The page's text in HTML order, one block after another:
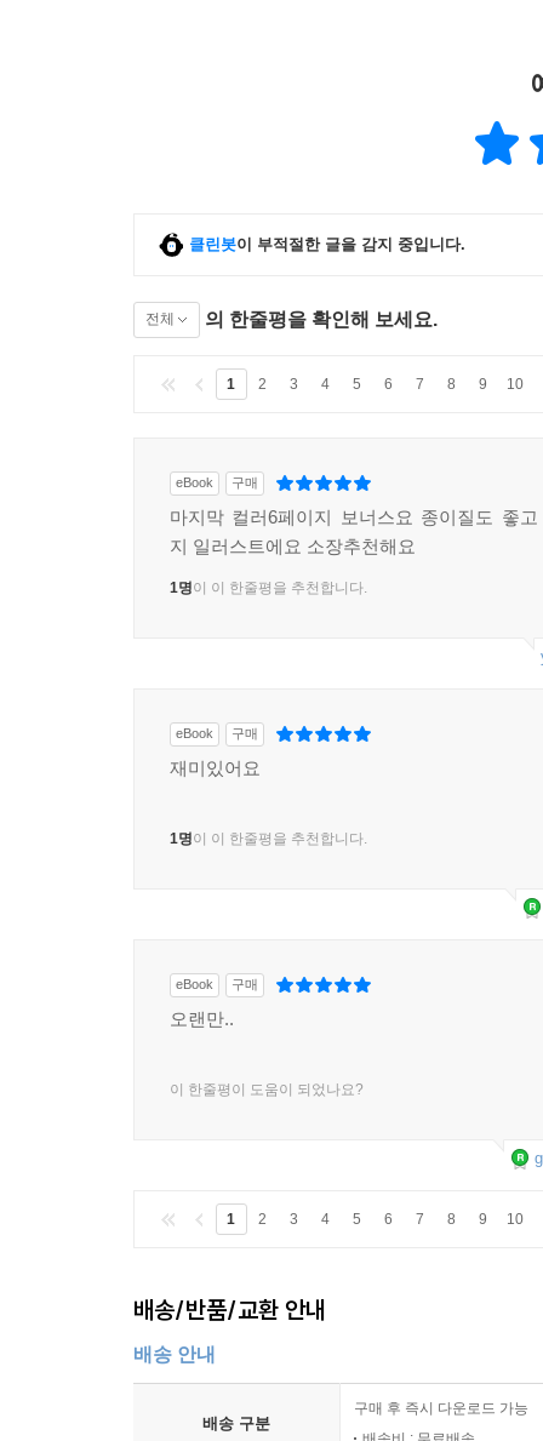
클린봇이 부적절한 글을 감지 중입니다.
전체 의 한줄평을 확인해 보세요.
1 2 3 4 5 6 7 8 9 10
eBook 구매
마지막 컬러6페이지 보너스요 종이질도 좋
지 일러스트에요 소장추천해요
1명이 이 한줄평을 추천합니다.
eBook 구매
재미있어요
1명이 이 한줄평을 추천합니다.
eBook 구매
오랜만..
이 한줄평이 도움이 되었나요?
1 2 3 4 5 6 7 8 9 10
배송/반품/교환 안내
배송 안내
배송 구분
구매 후 즉시 다운로드 가능